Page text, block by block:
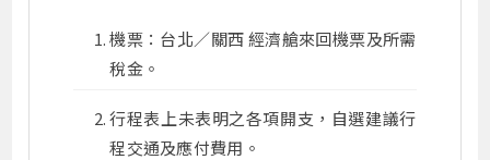
機票：台北／關西 經濟艙來回機票及所需
稅金。
行程表上未表明之各項開支，自選建議行
程交通及應付費用。